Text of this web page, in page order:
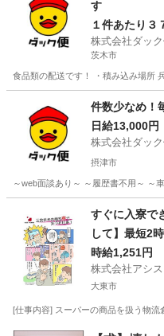
す
１件あたり３
株式会社ダッ
茨木市
食品類の配送です！ ・積み込み場所
配送 シニア
件数少なめ！
日給13,000円
株式会社ダッ
摂津市
～web面談あり～ ～履歴書不用～ ～
配送
すぐに入寮で
して】最短2
り！調味料の
k!!】
時給1,251円
株式会社アシ
大東市
[仕事内容] スーパーの商品を扱う物